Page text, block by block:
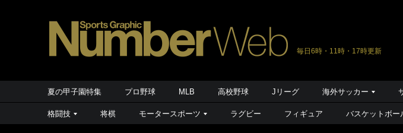
毎日6時・11時・17時更新
夏の甲子園特集 プロ野球 MLB 高校野球 Jリーグ 海外サッカー
格闘技 将棋 モータースポーツ ラグビー フィギュア バスケットボー